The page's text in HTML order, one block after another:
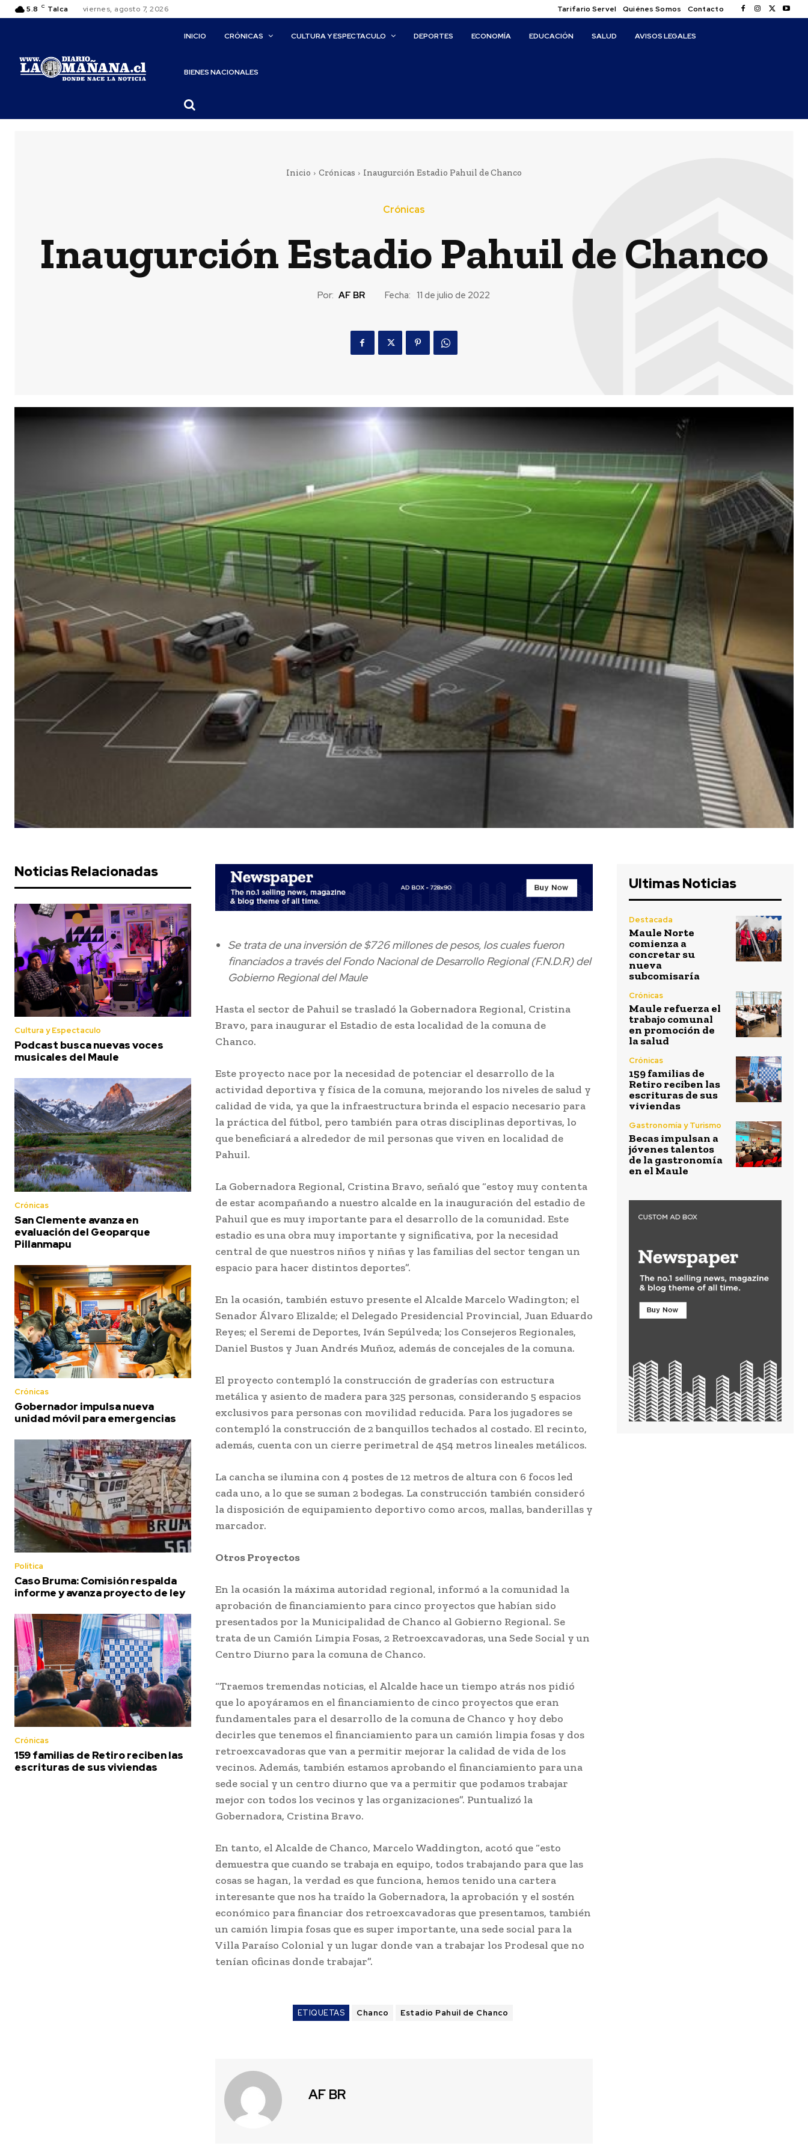
5.8 C Talca viernes, agosto 7, 2026 Tarifario Servel Quiénes Somos Contacto
INICIO CRÓNICAS CULTURA Y ESPECTACULO DEPORTES ECONOMÍA EDUCACIÓN SALUD AVISOS LEGALES
BIENES NACIONALES
Inicio Crónicas Inaugurción Estadio Pahuil de Chanco
Crónicas
Inaugurción Estadio Pahuil de Chanco
Por: AF BR Fecha: 11 de julio de 2022
Noticias Relacionadas
Cultura y Espectaculo
Podcast busca nuevas voces
musicales del Maule
Crónicas
San Clemente avanza en
evaluación del Geoparque
Pillanmapu
Crónicas
Gobernador impulsa nueva
unidad móvil para emergencias
Política
Caso Bruma: Comisión respalda
informe y avanza proyecto de ley
Crónicas
159 familias de Retiro reciben las
escrituras de sus viviendas
Se trata de una inversión de $726 millones de pesos, los cuales fueron
financiados a través del Fondo Nacional de Desarrollo Regional (F.N.D.R) del
Gobierno Regional del Maule
Hasta el sector de Pahuil se trasladó la Gobernadora Regional, Cristina
Bravo, para inaugurar el Estadio de esta localidad de la comuna de
Chanco.
Este proyecto nace por la necesidad de potenciar el desarrollo de la
actividad deportiva y física de la comuna, mejorando los niveles de salud y
calidad de vida, ya que la infraestructura brinda el espacio necesario para
la práctica del fútbol, pero también para otras disciplinas deportivas, lo
que beneficiará a alrededor de mil personas que viven en localidad de
Pahuil.
La Gobernadora Regional, Cristina Bravo, señaló que “estoy muy contenta
de estar acompañando a nuestro alcalde en la inauguración del estadio de
Pahuil que es muy importante para el desarrollo de la comunidad. Este
estadio es una obra muy importante y significativa, por la necesidad
central de que nuestros niños y niñas y las familias del sector tengan un
espacio para hacer distintos deportes”.
En la ocasión, también estuvo presente el Alcalde Marcelo Wadington; el
Senador Álvaro Elizalde; el Delegado Presidencial Provincial, Juan Eduardo
Reyes; el Seremi de Deportes, Iván Sepúlveda; los Consejeros Regionales,
Daniel Bustos y Juan Andrés Muñoz, además de concejales de la comuna.
El proyecto contempló la construcción de graderías con estructura
metálica y asiento de madera para 325 personas, considerando 5 espacios
exclusivos para personas con movilidad reducida. Para los jugadores se
contempló la construcción de 2 banquillos techados al costado. El recinto,
además, cuenta con un cierre perimetral de 454 metros lineales metálicos.
La cancha se ilumina con 4 postes de 12 metros de altura con 6 focos led
cada uno, a lo que se suman 2 bodegas. La construcción también consideró
la disposición de equipamiento deportivo como arcos, mallas, banderillas y
marcador.
Otros Proyectos
En la ocasión la máxima autoridad regional, informó a la comunidad la
aprobación de financiamiento para cinco proyectos que habían sido
presentados por la Municipalidad de Chanco al Gobierno Regional. Se
trata de un Camión Limpia Fosas, 2 Retroexcavadoras, una Sede Social y un
Centro Diurno para la comuna de Chanco.
“Traemos tremendas noticias, el Alcalde hace un tiempo atrás nos pidió
que lo apoyáramos en el financiamiento de cinco proyectos que eran
fundamentales para el desarrollo de la comuna de Chanco y hoy debo
decirles que tenemos el financiamiento para un camión limpia fosas y dos
retroexcavadoras que van a permitir mejorar la calidad de vida de los
vecinos. Además, también estamos aprobando el financiamiento para una
sede social y un centro diurno que va a permitir que podamos trabajar
mejor con todos los vecinos y las organizaciones”. Puntualizó la
Gobernadora, Cristina Bravo.
En tanto, el Alcalde de Chanco, Marcelo Waddington, acotó que “esto
demuestra que cuando se trabaja en equipo, todos trabajando para que las
cosas se hagan, la verdad es que funciona, hemos tenido una cartera
interesante que nos ha traído la Gobernadora, la aprobación y el sostén
económico para financiar dos retroexcavadoras que presentamos, también
un camión limpia fosas que es super importante, una sede social para la
Villa Paraíso Colonial y un lugar donde van a trabajar los Prodesal que no
tenían oficinas donde trabajar”.
ETIQUETAS Chanco Estadio Pahuil de Chanco
AF BR
Ultimas Noticias
Destacada
Maule Norte
comienza a
concretar su
nueva
subcomisaría
Crónicas
Maule refuerza el
trabajo comunal
en promoción de
la salud
Crónicas
159 familias de
Retiro reciben las
escrituras de sus
viviendas
Gastronomía y Turismo
Becas impulsan a
jóvenes talentos
de la gastronomía
en el Maule